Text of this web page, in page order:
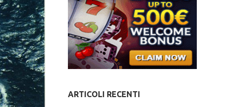
ARTICOLI RECENTI